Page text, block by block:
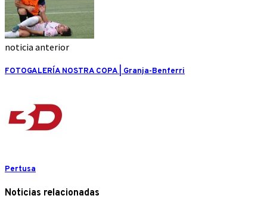
noticia anterior
FOTOGALERÍA NOSTRA COPA | Granja-Benferri
Pertusa
Noticias relacionadas